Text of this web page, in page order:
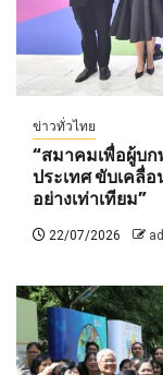
ข่าวทั่วไทย
“สมาคมเพื่อผู้บ
ประเทศ ขับเคลื่
อย่างเท่าเทียม”
22/07/2026